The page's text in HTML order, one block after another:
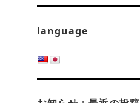
language